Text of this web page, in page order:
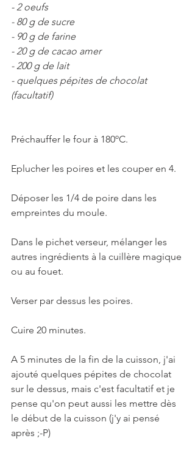
- 2 oeufs
- 80 g de sucre
- 90 g de farine
- 20 g de cacao amer
- 200 g de lait
- quelques pépites de chocolat
(facultatif)
Préchauffer le four à 180ºC.
Eplucher les poires et les couper en 4.
Déposer les 1/4 de poire dans les
empreintes du moule.
Dans le pichet verseur, mélanger les
autres ingrédients à la cuillère magique
ou au fouet.
Verser par dessus les poires.
Cuire 20 minutes.
A 5 minutes de la fin de la cuisson, j'ai
ajouté quelques pépites de chocolat
sur le dessus, mais c'est facultatif et je
pense qu'on peut aussi les mettre dès
le début de la cuisson (j'y ai pensé
après ;-P)